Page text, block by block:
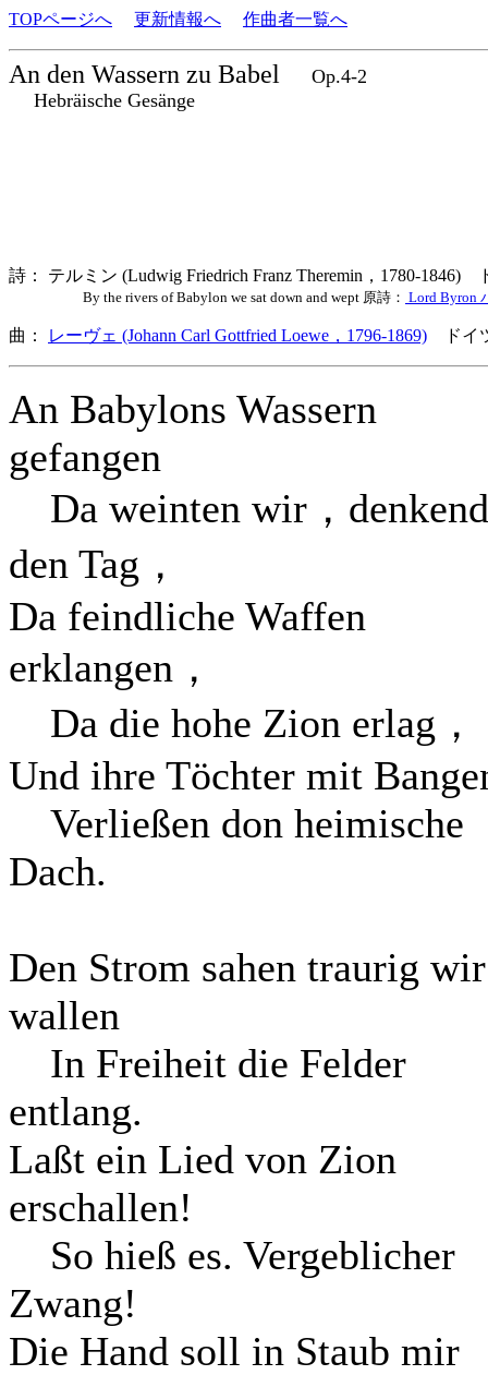
TOPページへ 更新情報へ 作曲者一覧へ
An den Wassern zu Babel
Op.4-2
Hebräische Gesänge
詩： テルミン (Ludwig Friedrich Franz Theremin，1780-1846)
By the rivers of Babylon we sat down and wept 原詩： Lord Byron
曲： レーヴェ (Johann Carl Gottfried Loewe，1796-1869) ドイ
An Babylons Wassern
gefangen
Da weinten wir，denkend
den Tag，
Da feindliche Waffen
erklangen，
Da die hohe Zion erlag，
Und ihre Töchter mit
Verließen don heimische
Dach.
Den Strom sahen traurig wir
wallen
In Freiheit die Felder
entlang.
Laßt ein Lied von Zion
erschallen!
So hieß es. Vergeblicher
Zwang!
Die Hand soll in Staub mir